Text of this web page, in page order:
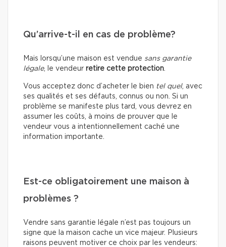
Qu’arrive-t-il en cas de problème?
Mais lorsqu’une maison est vendue sans garantie
légale, le vendeur retire cette protection
Vous acceptez donc d’acheter le bien tel quel, avec
ses qualités et ses défauts, connus ou non. Si un
problème se manifeste plus tard, vous devrez en
assumer les coûts, à moins de prouver que le
vendeur vous a intentionnellement caché une
information importante.
Est-ce obligatoirement une maison à
problèmes ?
Vendre sans garantie légale n’est pas toujours un
signe que la maison cache un vice majeur. Plusieurs
raisons peuvent motiver ce choix par les vendeurs: